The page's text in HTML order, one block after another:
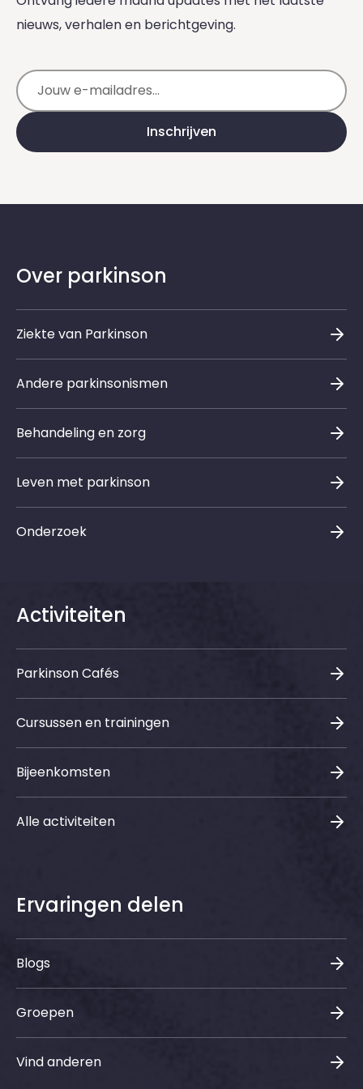
nieuws, verhalen en berichtgeving.
E-mailadres
Inschrijven
Over parkinson
Ziekte van Parkinson
Andere parkinsonismen
Behandeling en zorg
Leven met parkinson
Onderzoek
Activiteiten
Parkinson Cafés
Cursussen en trainingen
Bijeenkomsten
Alle activiteiten
Ervaringen delen
Blogs
Groepen
Vind anderen